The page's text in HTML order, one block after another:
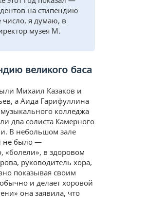
на стипендию
число, я думаю, в
музея М.
великого баса
Михаил Казаков и
а Аида Гарифуллина
колледжа
два солиста Камерного
В небольшом зале
не было —
в здоровом
руководитель хора,
показывая своим
и делает хоровой
она заявила, что